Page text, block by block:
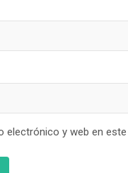
electrónico y web en